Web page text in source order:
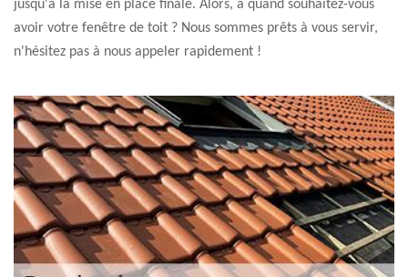
jusqu'à la mise en place finale. Alors, à quand souhaitez-vous
avoir votre fenêtre de toit ? Nous sommes prêts à vous servir,
n'hésitez pas à nous appeler rapidement !